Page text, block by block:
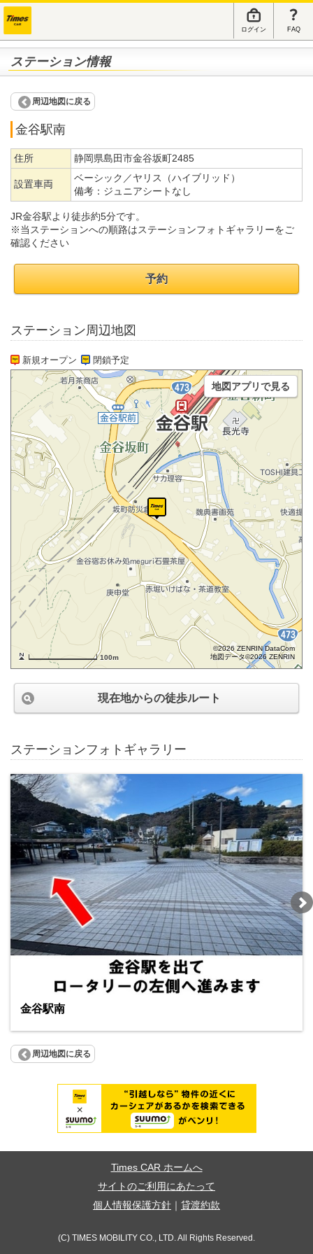
ログイン FAQ
ステーション情報
周辺地図に戻る
金谷駅南
住所 静岡県島田市金谷坂町2485
設置車両
ベーシック／ヤリス（ハイブリッド）
備考： ジュニアシートなし
JR金谷駅より徒歩約5分です。
※当ステーションへの順路はステーションフォトギャラリーをご
確認ください
予約
ステーション周辺地図
新規オープン 閉鎖予定
100m
©2026 ZENRIN DataCom
地図データ©2026 ZENRIN
地図アプリで見る
現在地からの徒歩ルート
ステーションフォトギャラリー
金谷駅南
周辺地図に戻る
Times CAR ホームへ
サイトのご利用にあたって
個人情報保護方針
貸渡約款
(C) TIMES MOBILITY CO., LTD. All Rights Reserved.